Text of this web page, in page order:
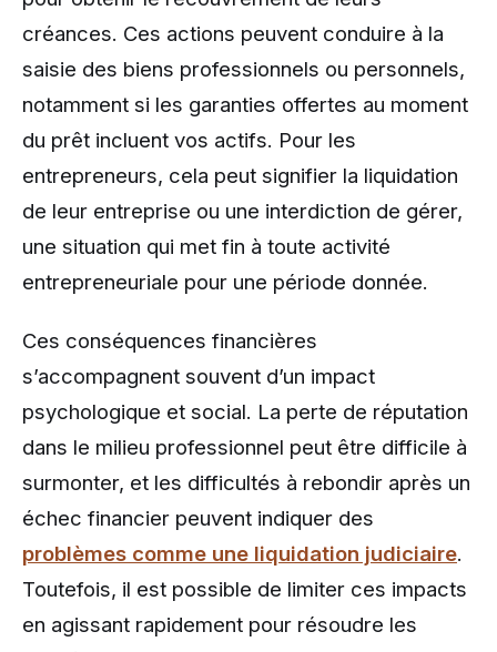
créances. Ces actions peuvent conduire à la
saisie des biens professionnels ou personnels,
notamment si les garanties offertes au moment
du prêt incluent vos actifs. Pour les
entrepreneurs, cela peut signifier la liquidation
de leur entreprise ou une interdiction de gérer,
une situation qui met fin à toute activité
entrepreneuriale pour une période donnée.
Ces conséquences financières
s’accompagnent souvent d’un impact
psychologique et social. La perte de réputation
dans le milieu professionnel peut être difficile à
surmonter, et les difficultés à rebondir après un
échec financier peuvent indiquer des
problèmes comme une liquidation judiciaire.
Toutefois, il est possible de limiter ces impacts
en agissant rapidement pour résoudre les